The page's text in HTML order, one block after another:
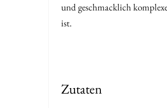
und geschmacklich
ist.
Zutaten